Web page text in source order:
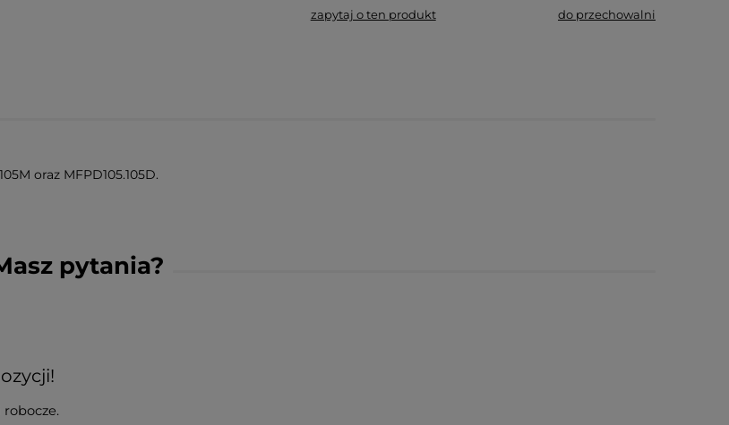
zapytaj o ten produkt do przechowalni
oraz MFPD105.105D.
pytania?